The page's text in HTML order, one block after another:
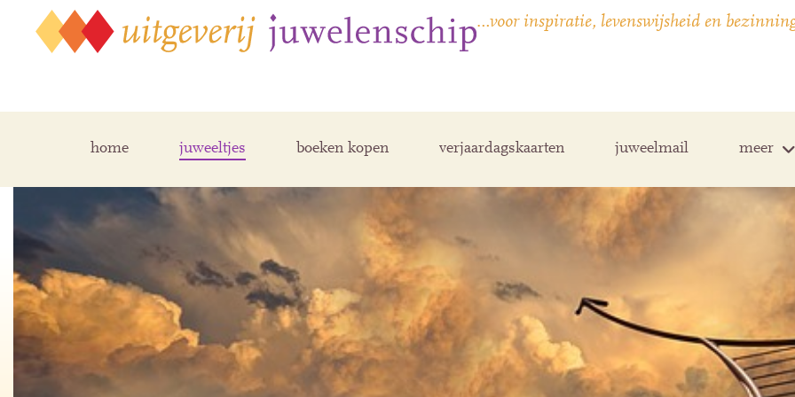
…voor inspiratie, levenswijsheid en
home juweeltjes boeken kopen verjaardagskaarten juweelmail meer